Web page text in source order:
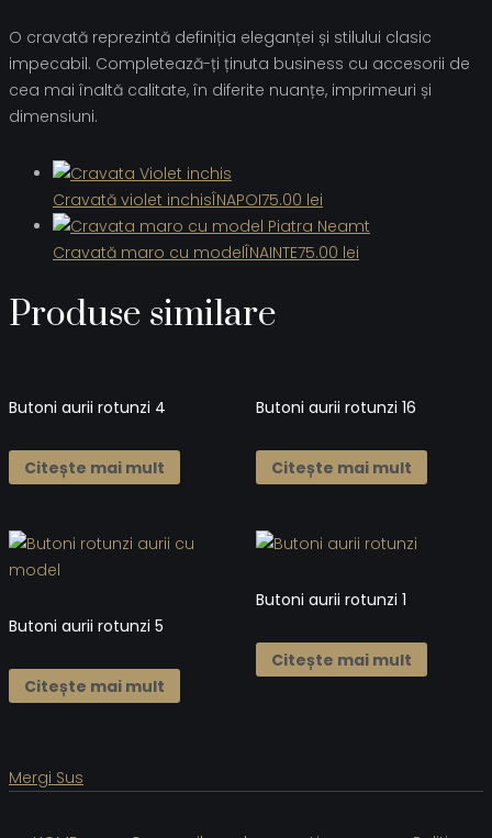
O cravată reprezintă definiția eleganței și stilului clasic
impecabil. Completează-ți ținuta business cu accesorii de
cea mai înaltă calitate, în diferite nuanțe, imprimeuri și
dimensiuni.
Cravată violet inchisÎNAPOI75.00 lei
Cravată maro cu modelÎNAINTE75.00 lei
Produse similare
Butoni aurii rotunzi 4
Citește mai mult
Butoni aurii rotunzi 16
Citește mai mult
Butoni aurii rotunzi 5
Citește mai mult
Butoni aurii rotunzi 1
Citește mai mult
Mergi Sus